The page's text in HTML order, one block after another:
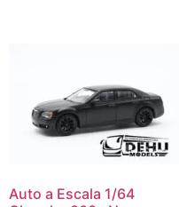
Auto a Escala 1/64